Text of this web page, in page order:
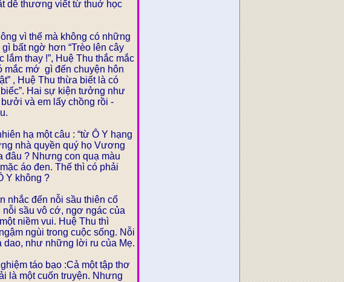
dễ thương viết từ thuở học
vì thế mà không có những
bất ngờ hơn “Trèo lên cây
lắm thay !”, Huệ Thu thắc mắc
mắc mớ gì đến chuyện hôn
, Huệ Thu thừa biết là có
Hai sự kiện tưởng như
và em lấy chồng rồi -
hạ một câu : “từ Ô Y hạng
nhà quyền quý họ Vương
đâu ? Nhưng con quạ màu
áo đen. Thế thì có phải
Y không ?
nhắc đến nỗi sầu thiên cổ
sầu vô cớ, ngơ ngác của
niềm vui. Huệ Thu thì
ngùi trong cuộc sống. Nỗi
dao, như những lời ru của Mẹ.
táo bạo :Cả một tập thơ
là một cuốn truyện. Nhưng